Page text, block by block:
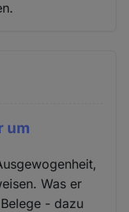
um
Was er
- dazu